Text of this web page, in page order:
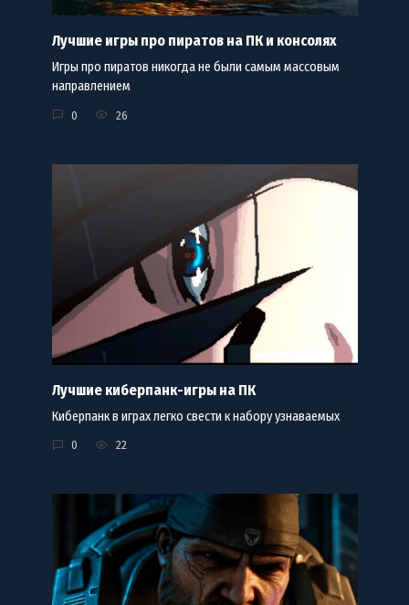
Лучшие игры про пиратов на ПК и консолях
Игры про пиратов никогда не были самым массовым
направлением
0 26
Лучшие киберпанк-игры на ПК
Киберпанк в играх легко свести к набору узнаваемых
0 22